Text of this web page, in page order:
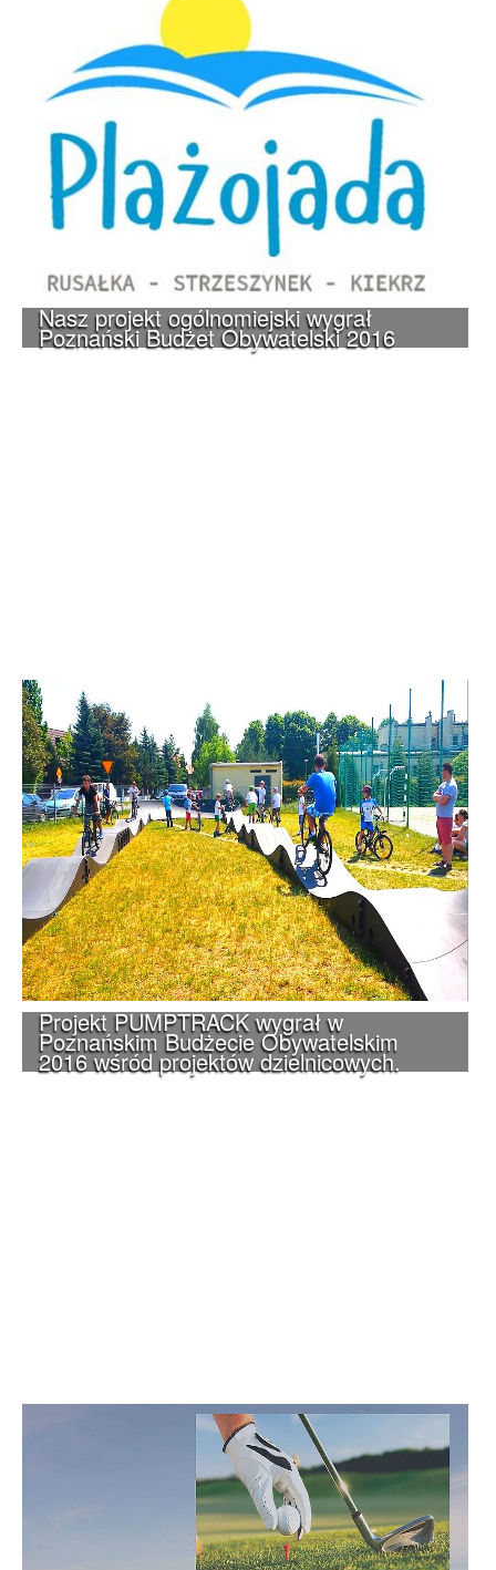
Nasz projekt ogólnomiejski wygrał
Poznański Budżet Obywatelski 2016
Projekt PUMPTRACK wygrał w
Poznańskim Budżecie Obywatelskim
2016 wśród projektów dzielnicowych.